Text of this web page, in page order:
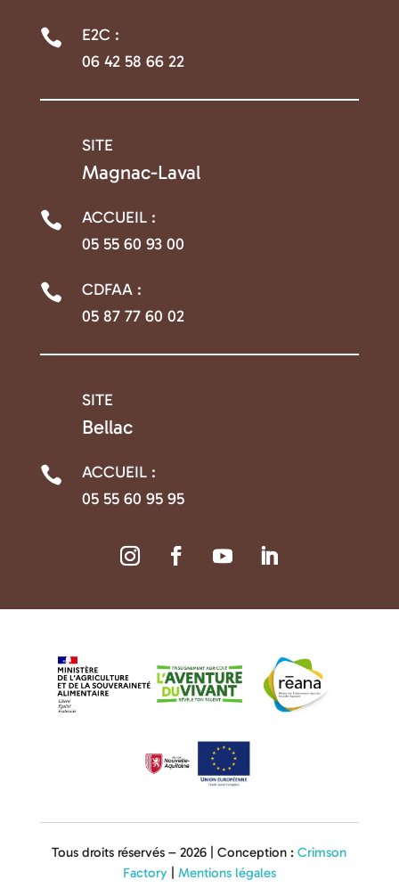

E2C :
06 42 58 66 22
SITE
Magnac-Laval

ACCUEIL :
05 55 60 93 00

CDFAA :
05 87 77 60 02
SITE
Bellac

ACCUEIL :
05 55 60 95 95
Tous droits réservés – 2026 | Conception :Crimson
Factory
Mentions légales